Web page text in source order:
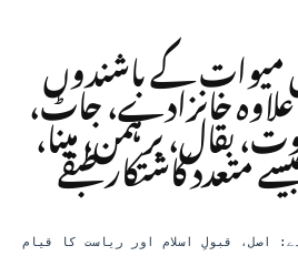
کے باشندوں
خانزادے، جاٹ،
بقال، برہمن، مینا،
متعدد کاشتکار طبقے
اصل، قبولِ اسلام اور ریاست کا قیام